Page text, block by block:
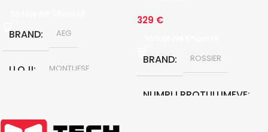
BRAND AEG
LLOJI MONTUESE
329 €
BRAND ROSSIER
NUMRI I RROTULLIMEVE